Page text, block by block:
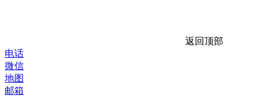
返回顶部
电话
微信
地图
邮箱